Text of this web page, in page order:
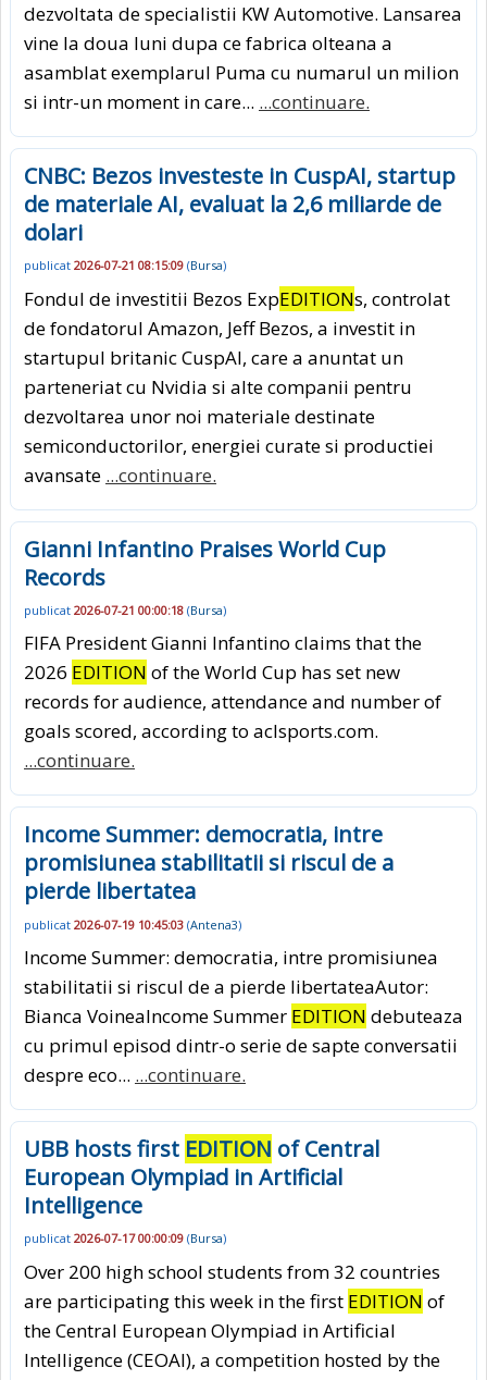
dezvoltata de specialistii KW Automotive. Lansarea
vine la doua luni dupa ce fabrica olteana a
asamblat exemplarul Puma cu numarul un milion
si intr-un moment in care... ...continuare.
CNBC: Bezos investeste in CuspAI, startup
de materiale AI, evaluat la 2,6 miliarde de
dolari
publicat 2026-07-21 08:15:09 (Bursa)
Fondul de investitii Bezos ExpEDITIONs, controlat
de fondatorul Amazon, Jeff Bezos, a investit in
startupul britanic CuspAI, care a anuntat un
parteneriat cu Nvidia si alte companii pentru
dezvoltarea unor noi materiale destinate
semiconductorilor, energiei curate si productiei
avansate ...continuare.
Gianni Infantino Praises World Cup
Records
publicat 2026-07-21 00:00:18 (Bursa)
FIFA President Gianni Infantino claims that the
2026 EDITION of the World Cup has set new
records for audience, attendance and number of
goals scored, according to aclsports.com.
...continuare.
Income Summer: democratia, intre
promisiunea stabilitatii si riscul de a
pierde libertatea
publicat 2026-07-19 10:45:03 (Antena3)
Income Summer: democratia, intre promisiunea
stabilitatii si riscul de a pierde libertateaAutor:
Bianca VoineaIncome Summer EDITION debuteaza
cu primul episod dintr-o serie de sapte conversatii
despre eco... ...continuare.
UBB hosts first EDITION of Central
European Olympiad in Artificial
Intelligence
publicat 2026-07-17 00:00:09 (Bursa)
Over 200 high school students from 32 countries
are participating this week in the first EDITION of
the Central European Olympiad in Artificial
Intelligence (CEOAI), a competition hosted by the